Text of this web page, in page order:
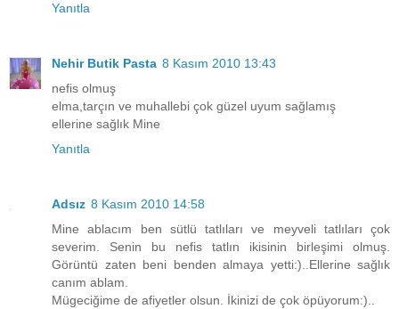
Yanıtla
Nehir Butik Pasta 8 Kasım 2010 13:43
nefis olmuş
elma,tarçın ve muhallebi çok güzel uyum sağlamış
ellerine sağlık Mine
Yanıtla
Adsız 8 Kasım 2010 14:58
Mine ablacım ben sütlü tatlıları ve meyveli tatlıları çok
severim. Senin bu nefis tatlın ikisinin birleşimi olmuş.
Görüntü zaten beni benden almaya yetti:)..Ellerine sağlık
canım ablam.
Mügeciğime de afiyetler olsun. İkinizi de çok öpüyorum:)..